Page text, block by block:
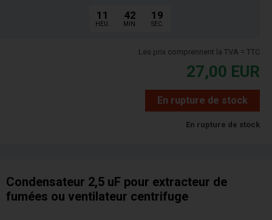
11
HEU.
42
MIN.
19
SEC.
Les prix comprennent la TVA = TTC
27,00 EUR
En rupture de stock
En rupture de stock
Condensateur 2,5 uF pour extracteur de
fumées ou ventilateur centrifuge